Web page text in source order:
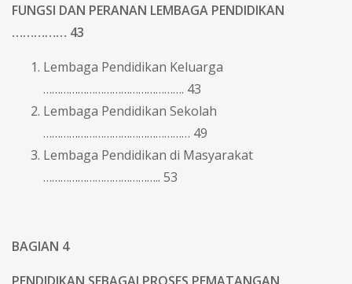
FUNGSI DAN PERANAN LEMBAGA PENDIDIKAN
…………… 43
Lembaga Pendidikan Keluarga
…………………………………………. 43
Lembaga Pendidikan Sekolah
…………………………………………… 49
Lembaga Pendidikan di Masyarakat
………………………………….. 53
BAGIAN 4